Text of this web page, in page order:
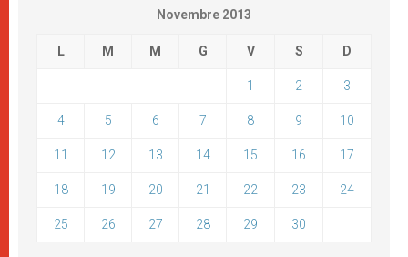
Novembre 2013
L M M G V S D
1 2 3
4 5 6 7 8 9 10
11 12 13 14 15 16 17
18 19 20 21 22 23 24
25 26 27 28 29 30